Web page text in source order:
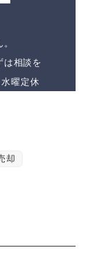
は相談を
曜定休
却